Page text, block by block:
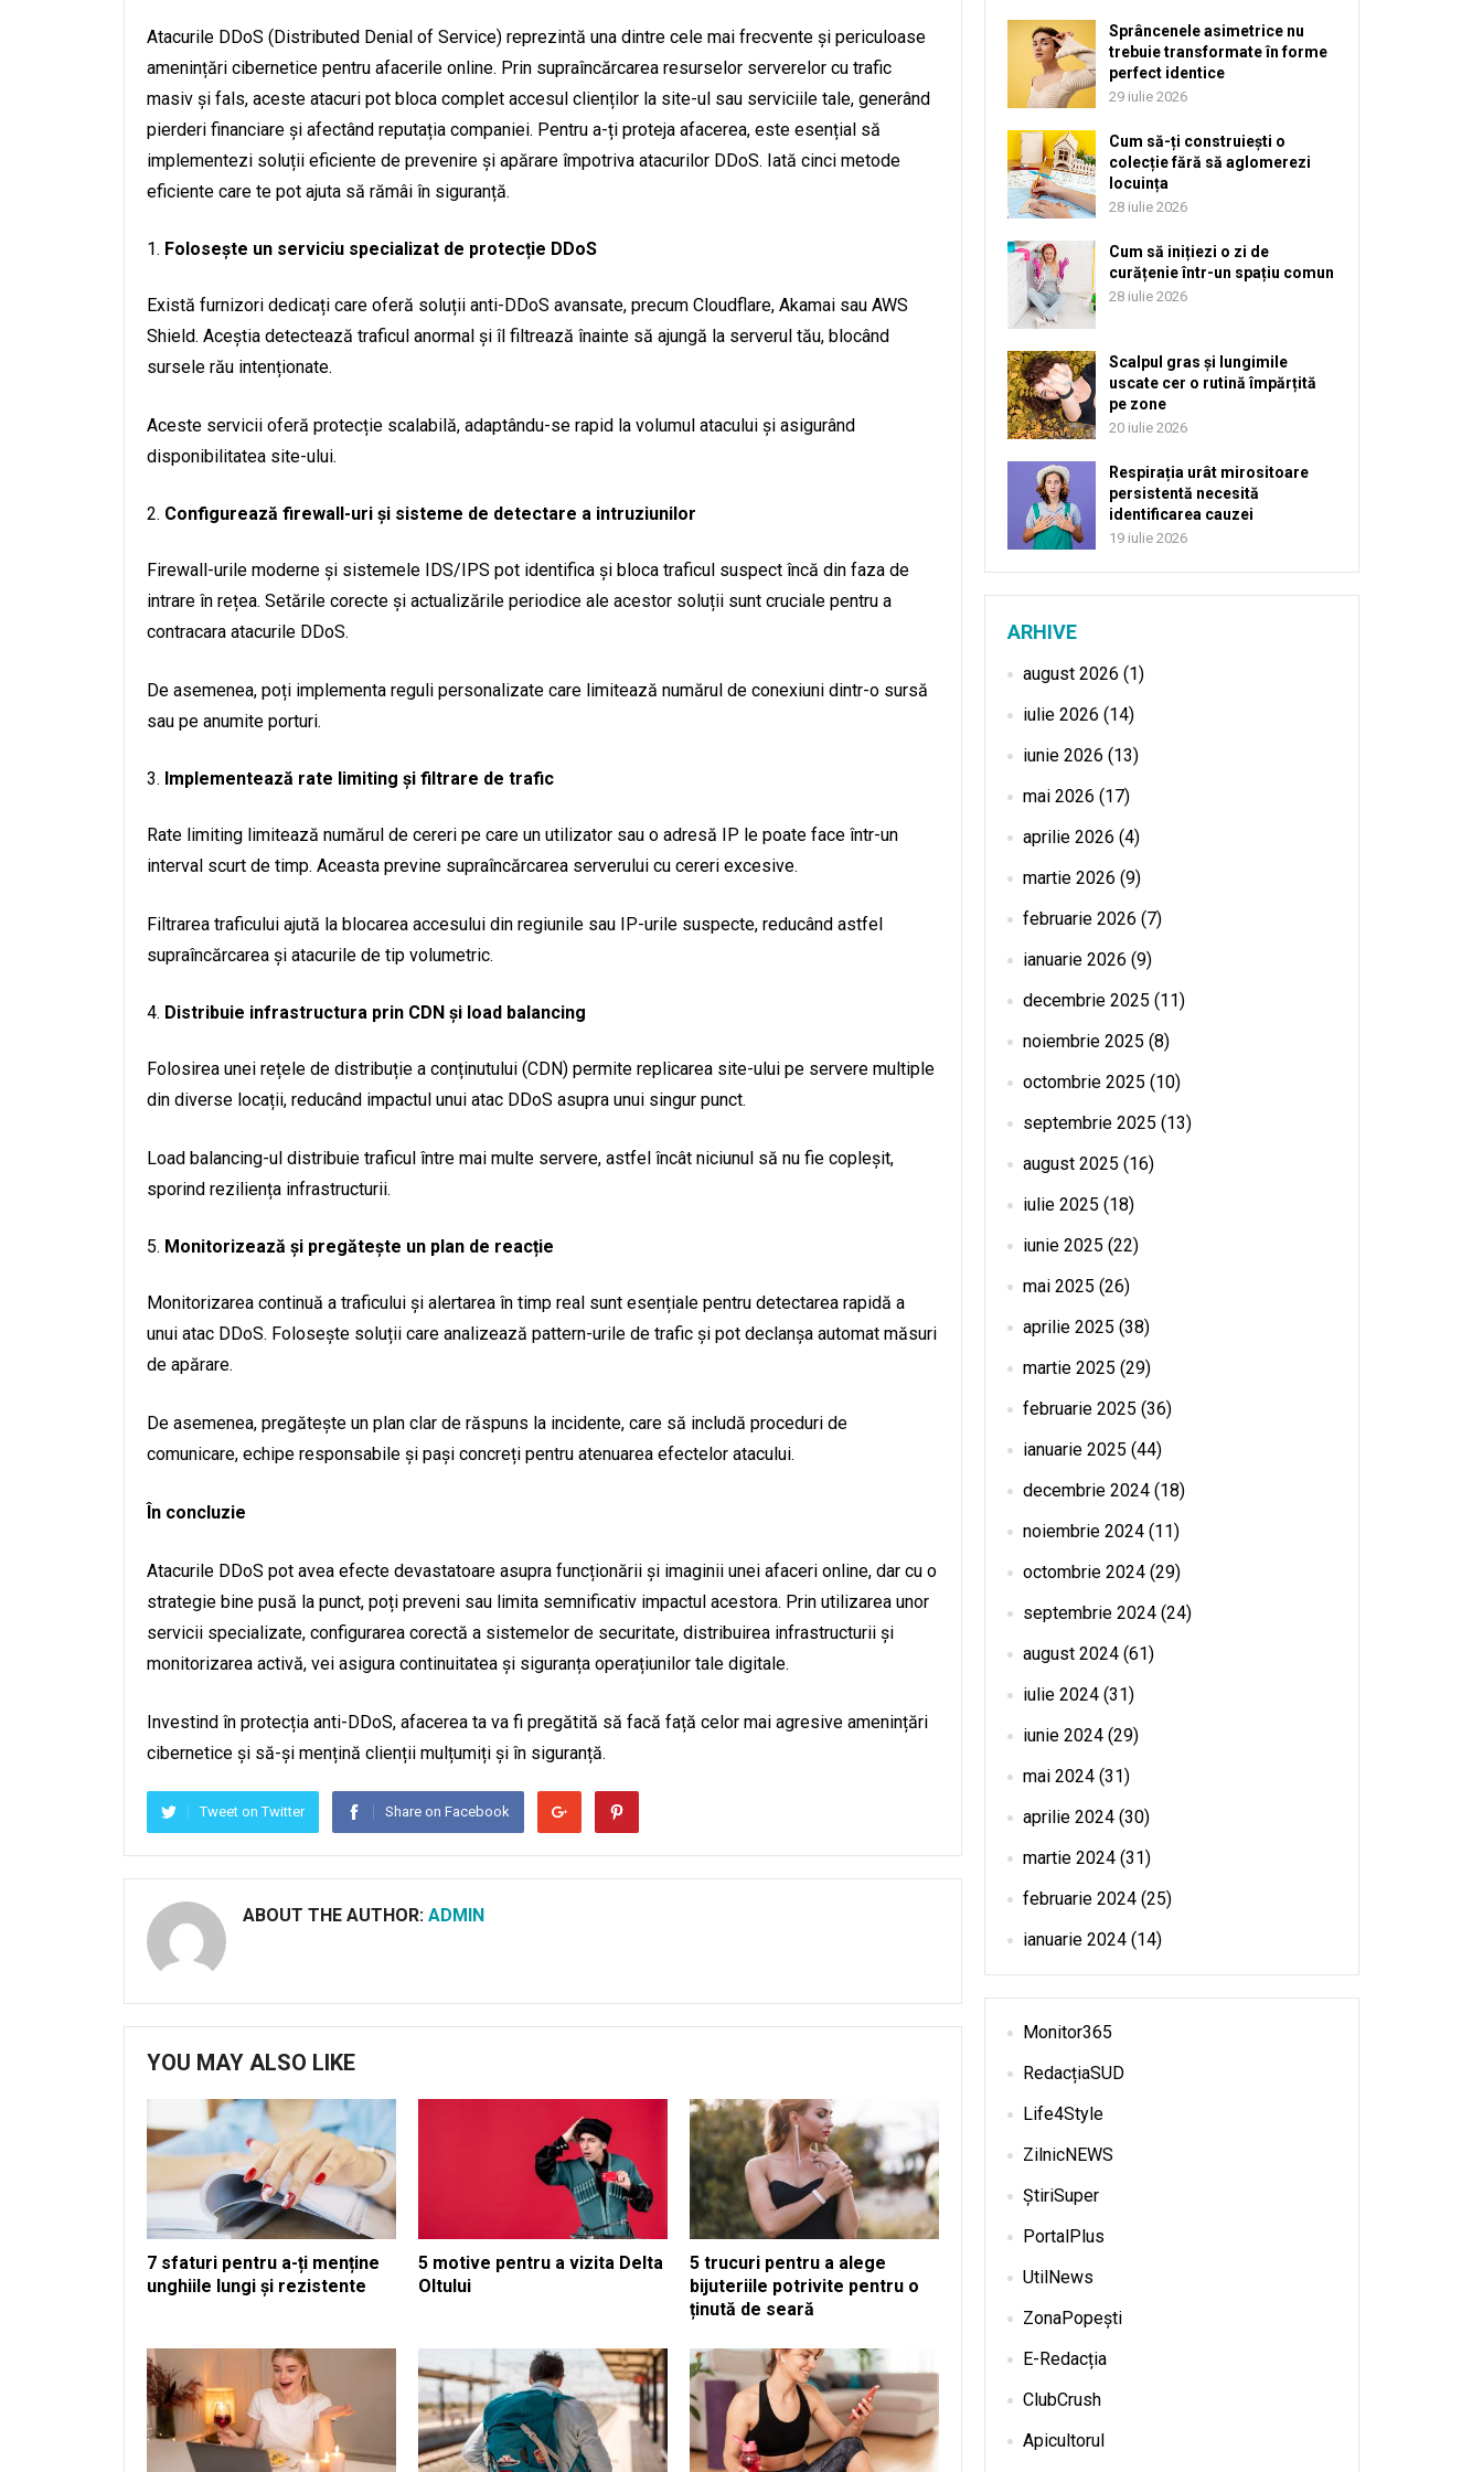
Atacurile DDoS (Distributed Denial of Service) reprezintă una dintre cele mai frecvente și periculoase
amenințări cibernetice pentru afacerile online. Prin supraîncărcarea resurselor serverelor cu trafic
masiv și fals, aceste atacuri pot bloca complet accesul clienților la site-ul sau serviciile tale, generând
pierderi financiare și afectând reputația companiei. Pentru a-ți proteja afacerea, este esențial să
implementezi soluții eficiente de prevenire și apărare împotriva atacurilor DDoS. Iată cinci metode
eficiente care te pot ajuta să rămâi în siguranță.
Folosește un serviciu specializat de protecție DDoS
Există furnizori dedicați care oferă soluții anti-DDoS avansate, precum Cloudflare, Akamai sau AWS
Shield. Aceștia detectează traficul anormal și îl filtrează înainte să ajungă la serverul tău, blocând
sursele rău intenționate.
Aceste servicii oferă protecție scalabilă, adaptându-se rapid la volumul atacului și asigurând
disponibilitatea site-ului.
Configurează firewall-uri și sisteme de detectare a intruziunilor
Firewall-urile moderne și sistemele IDS/IPS pot identifica și bloca traficul suspect încă din faza de
intrare în rețea. Setările corecte și actualizările periodice ale acestor soluții sunt cruciale pentru a
contracara atacurile DDoS.
De asemenea, poți implementa reguli personalizate care limitează numărul de conexiuni dintr-o sursă
sau pe anumite porturi.
Implementează rate limiting și filtrare de trafic
Rate limiting limitează numărul de cereri pe care un utilizator sau o adresă IP le poate face într-un
interval scurt de timp. Aceasta previne supraîncărcarea serverului cu cereri excesive.
Filtrarea traficului ajută la blocarea accesului din regiunile sau IP-urile suspecte, reducând astfel
supraîncărcarea și atacurile de tip volumetric.
Distribuie infrastructura prin CDN și load balancing
Folosirea unei rețele de distribuție a conținutului (CDN) permite replicarea site-ului pe servere multiple
din diverse locații, reducând impactul unui atac DDoS asupra unui singur punct.
Load balancing-ul distribuie traficul între mai multe servere, astfel încât niciunul să nu fie copleșit,
sporind reziliența infrastructurii.
Monitorizează și pregătește un plan de reacție
Monitorizarea continuă a traficului și alertarea în timp real sunt esențiale pentru detectarea rapidă a
unui atac DDoS. Folosește soluții care analizează pattern-urile de trafic și pot declanșa automat măsuri
de apărare.
De asemenea, pregătește un plan clar de răspuns la incidente, care să includă proceduri de
comunicare, echipe responsabile și pași concreți pentru atenuarea efectelor atacului.
În concluzie
Atacurile DDoS pot avea efecte devastatoare asupra funcționării și imaginii unei afaceri online, dar cu o
strategie bine pusă la punct, poți preveni sau limita semnificativ impactul acestora. Prin utilizarea unor
servicii specializate, configurarea corectă a sistemelor de securitate, distribuirea infrastructurii și
monitorizarea activă, vei asigura continuitatea și siguranța operațiunilor tale digitale.
Investind în protecția anti-DDoS, afacerea ta va fi pregătită să facă față celor mai agresive amenințări
cibernetice și să-și mențină clienții mulțumiți și în siguranță.
Tweet on Twitter Share on Facebook
ABOUT THE AUTHOR: ADMIN
YOU MAY ALSO LIKE
7 sfaturi pentru a-ți menține
unghiile lungi și rezistente
5 motive pentru a vizita Delta
Oltului
5 trucuri pentru a alege
bijuteriile potrivite pentru o
ținută de seară
Sprâncenele asimetrice nu
trebuie transformate în forme
perfect identice
29 iulie 2026
Cum să-ți construiești o
colecție fără să aglomerezi
locuința
28 iulie 2026
Cum să inițiezi o zi de
curățenie într-un spațiu comun
28 iulie 2026
Scalpul gras și lungimile
uscate cer o rutină împărțită
pe zone
20 iulie 2026
Respirația urât mirositoare
persistentă necesită
identificarea cauzei
19 iulie 2026
ARHIVE
august 2026 (1)
iulie 2026 (14)
iunie 2026 (13)
mai 2026 (17)
aprilie 2026 (4)
martie 2026 (9)
februarie 2026 (7)
ianuarie 2026 (9)
decembrie 2025 (11)
noiembrie 2025 (8)
octombrie 2025 (10)
septembrie 2025 (13)
august 2025 (16)
iulie 2025 (18)
iunie 2025 (22)
mai 2025 (26)
aprilie 2025 (38)
martie 2025 (29)
februarie 2025 (36)
ianuarie 2025 (44)
decembrie 2024 (18)
noiembrie 2024 (11)
octombrie 2024 (29)
septembrie 2024 (24)
august 2024 (61)
iulie 2024 (31)
iunie 2024 (29)
mai 2024 (31)
aprilie 2024 (30)
martie 2024 (31)
februarie 2024 (25)
ianuarie 2024 (14)
Monitor365
RedacțiaSUD
Life4Style
ZilnicNEWS
ȘtiriSuper
PortalPlus
UtilNews
ZonaPopești
E-Redacția
ClubCrush
Apicultorul